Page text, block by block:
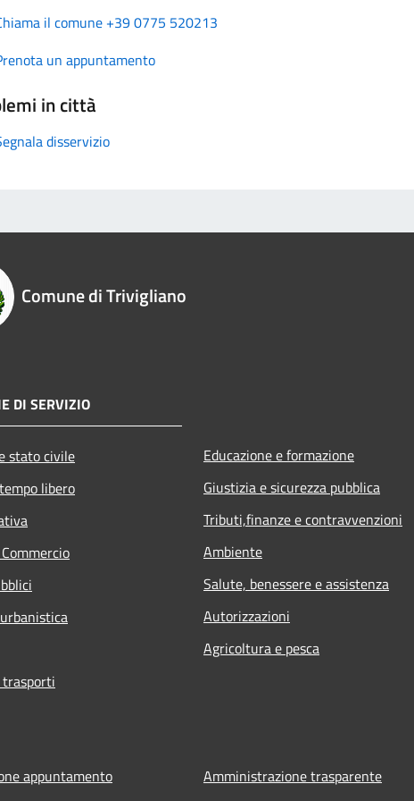
il comune +39 0775 520213
un appuntamento
in città
disservizio
Comune di Trivigliano
DI SERVIZIO
stato civile
libero
Educazione e formazione
Giustizia e sicurezza pubblica
Tributi,finanze e contravvenzioni
Ambiente
Salute, benessere e assistenza
Autorizzazioni
Agricoltura e pesca
appuntamento
Amministrazione trasparente